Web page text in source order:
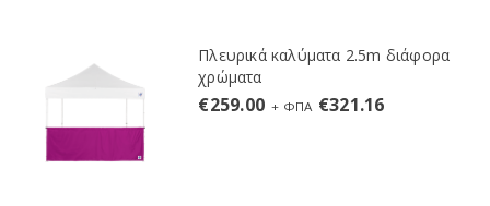
Πλευρικά καλύματα 2.5m διάφορα
χρώματα
€259.00 + ΦΠΑ €321.16